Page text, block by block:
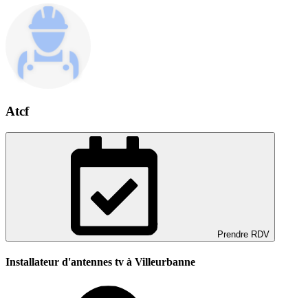
Atcf
Prendre RDV
Installateur d'antennes tv à Villeurbanne